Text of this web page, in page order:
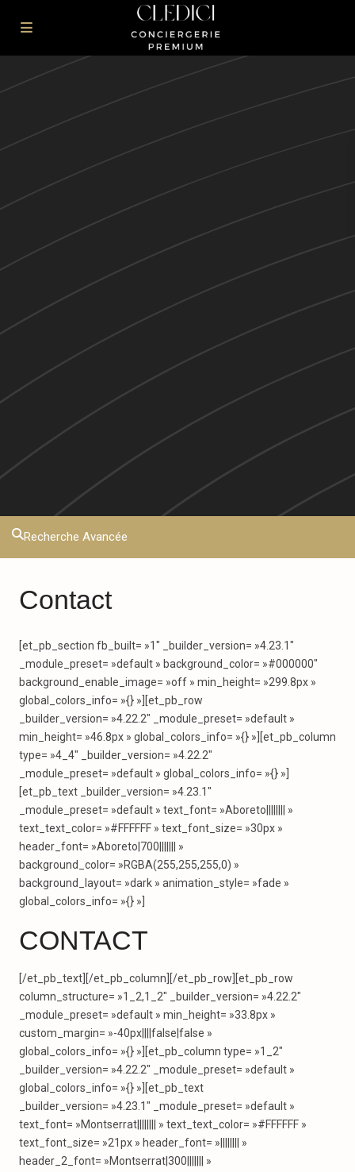
Recherche Avancée
Contact
[et_pb_section fb_built= »1″ _builder_version= »4.23.1″
_module_preset= »default » background_color= »#000000″
background_enable_image= »off » min_height= »299.8px »
global_colors_info= »{} »][et_pb_row
_builder_version= »4.22.2″ _module_preset= »default »
min_height= »46.8px » global_colors_info= »{} »][et_pb_column
type= »4_4″ _builder_version= »4.22.2″
_module_preset= »default » global_colors_info= »{} »]
[et_pb_text _builder_version= »4.23.1″
_module_preset= »default » text_font= »Aboreto|||||||| »
text_text_color= »#FFFFFF » text_font_size= »30px »
header_font= »Aboreto|700||||||| »
background_color= »RGBA(255,255,255,0) »
background_layout= »dark » animation_style= »fade »
global_colors_info= »{} »]
CONTACT
[/et_pb_text][/et_pb_column][/et_pb_row][et_pb_row
column_structure= »1_2,1_2″ _builder_version= »4.22.2″
_module_preset= »default » min_height= »33.8px »
custom_margin= »-40px||||false|false »
global_colors_info= »{} »][et_pb_column type= »1_2″
_builder_version= »4.22.2″ _module_preset= »default »
global_colors_info= »{} »][et_pb_text
_builder_version= »4.23.1″ _module_preset= »default »
text_font= »Montserrat|||||||| » text_text_color= »#FFFFFF »
text_font_size= »21px » header_font= »|||||||| »
header_2_font= »Montserrat|300||||||| »